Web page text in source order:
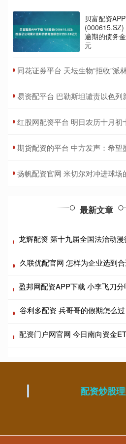
贝富配资
逾期的债务
元
同花证券平台 天坛生物“拒收”派林生物
易资配平台 巴勒斯坦谴责以色列新建
红股网配资平台 明日农历十月初十别偷懒，吃对 3 样食，做
期货配资的平台 中方发声：希望墨方
扬帆配资官网 米切尔对冲进球场的球迷反应激烈：“他可
最新文章
谷利多配资 兵哥哥的假期怎么过
配资炒股